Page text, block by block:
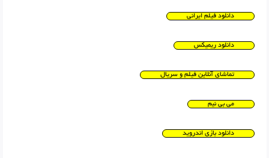
دانلود فیلم ایرانی
دانلود ریمیکس
تماشای آنلاین فیلم و سریال
می بی نیم
دانلود بازی اندروید